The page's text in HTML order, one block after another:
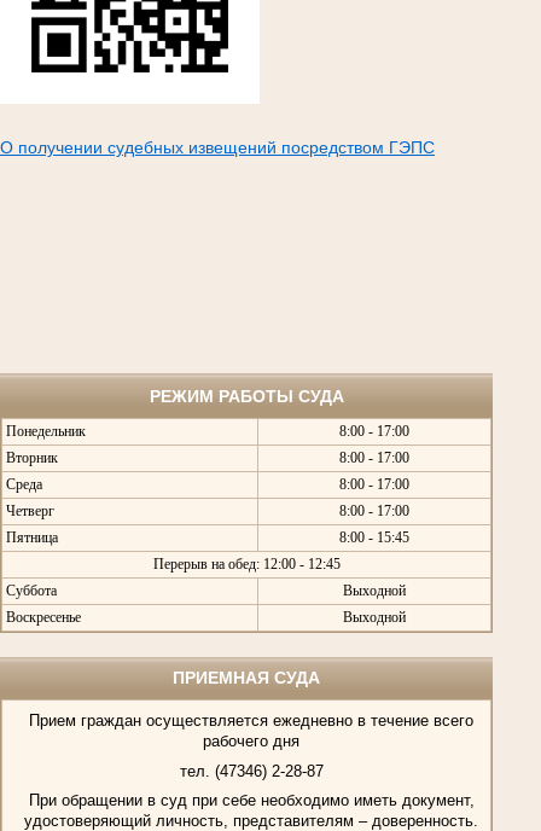
О получении судебных извещений посредством ГЭПС
РЕЖИМ РАБОТЫ СУДА
Понедельник
8:00 - 17:00
Вторник
8:00 - 17:00
Среда
8:00 - 17:00
Четверг
8:00 - 17:00
Пятница
8:00 - 15:45
Перерыв на обед: 12:00 - 12:45
Суббота
Выходной
Воскресенье
Выходной
ПРИЕМНАЯ СУДА
Прием граждан осуществляется ежедневно в течение всего
рабочего дня
тел. (47346) 2-28-87
При обращении в суд при себе необходимо иметь документ,
удостоверяющий личность, представителям – доверенность.